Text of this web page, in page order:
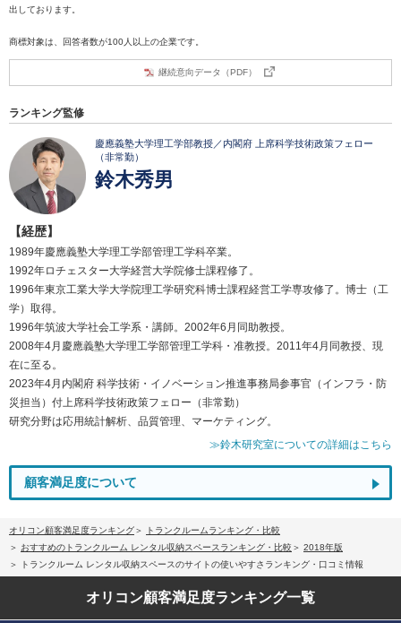
出しております。
商標対象は、回答者数が100人以上の企業です。
継続意向データ（PDF）
ランキング監修
慶應義塾大学理工学部教授／内閣府 上席科学技術政策フェロー
（非常勤）
鈴木秀男
【経歴】
1989年慶應義塾大学理工学部管理工学科卒業。
1992年ロチェスター大学経営大学院修士課程修了。
1996年東京工業大学大学院理工学研究科博士課程経営工学専攻修了。博士（工
学）取得。
1996年筑波大学社会工学系・講師。2002年6月同助教授。
2008年4月慶應義塾大学理工学部管理工学科・准教授。2011年4月同教授、現
在に至る。
2023年4月内閣府 科学技術・イノベーション推進事務局参事官（インフラ・防
災担当）付上席科学技術政策フェロー（非常勤）
研究分野は応用統計解析、品質管理、マーケティング。
≫鈴木研究室についての詳細はこちら
顧客満足度について
オリコン顧客満足度ランキング
トランクルームランキング・比較
おすすめのトランクルーム レンタル収納スペースランキング・比較
2018年版
トランクルーム レンタル収納スペースのサイトの使いやすさランキング・口コミ情報
オリコン顧客満足度ランキング一覧